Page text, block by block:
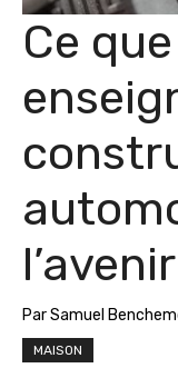
Ce
Par Samuel
MAISON